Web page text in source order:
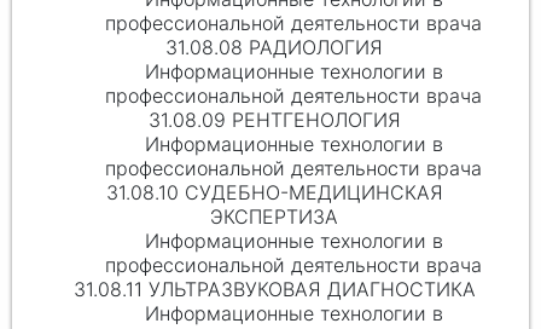
профессиональной деятельности врача
31.08.08 РАДИОЛОГИЯ
Информационные технологии в
профессиональной деятельности врача
31.08.09 РЕНТГЕНОЛОГИЯ
Информационные технологии в
профессиональной деятельности врача
31.08.10 СУДЕБНО-МЕДИЦИНСКАЯ
ЭКСПЕРТИЗА
Информационные технологии в
профессиональной деятельности врача
31.08.11 УЛЬТРАЗВУКОВАЯ ДИАГНОСТИКА
Информационные технологии в